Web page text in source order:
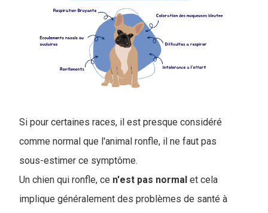
Si pour certaines races, il est presque considéré
comme normal que l'animal ronfle, il ne faut pas
sous-estimer ce symptôme.
Un chien qui ronfle, ce n'est pas normal et cela
implique généralement des problèmes de santé à